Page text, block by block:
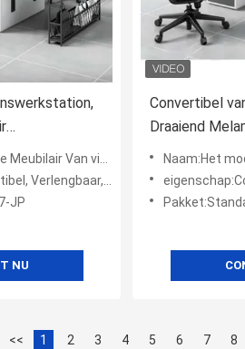
Werkstationcomputer van de Bureauverdeling
het Draaien
JP
NU
Convertibel
Draaiend
Naam:Het modulaire Meubilair Van
<< 1 2 3 4 5 6 7 8